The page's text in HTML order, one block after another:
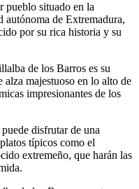
pueblo situado en la
de Extremadura,
por su rica historia y su
de los Barros es su
majestuoso en lo alto de
impresionantes de los
disfrutar de una
típicos como el
extremeño, que harán las